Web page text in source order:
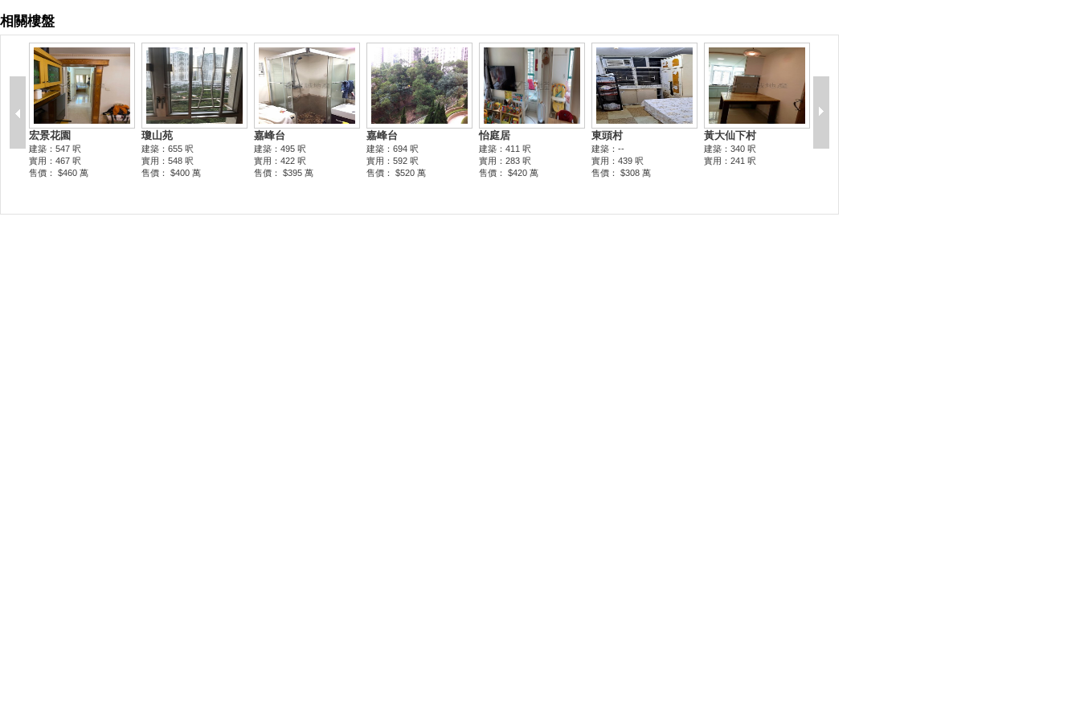
相關樓盤
宏景花園
建築：547 呎
實用：467 呎
售價： $460 萬
瓊山苑
建築：655 呎
實用：548 呎
售價： $400 萬
嘉峰台
建築：495 呎
實用：422 呎
售價： $395 萬
嘉峰台
建築：694 呎
實用：592 呎
售價： $520 萬
怡庭居
建築：411 呎
實用：283 呎
售價： $420 萬
東頭村
建築：--
實用：439 呎
售價： $308 萬
黃大仙下村
建築：340 呎
實用：241 呎